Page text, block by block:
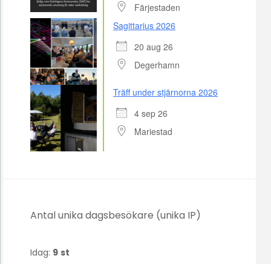
Färjestaden
Sagittarius 2026
20 aug 26
Degerhamn
Träff under stjärnorna 2026
4 sep 26
Mariestad
Antal unika dagsbesökare (unika IP)
Idag: 9 st